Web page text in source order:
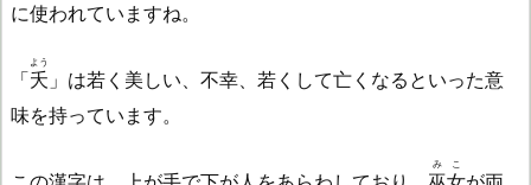
に使われていますね。
「夭
よう
」は若く美しい、不幸、若くして亡くなるといった意
味を持っています。
みこ